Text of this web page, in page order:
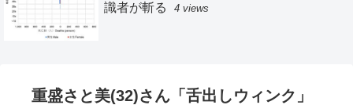
識者が斬る
4 views
重盛さと美(32)さん「舌出しウィンク」